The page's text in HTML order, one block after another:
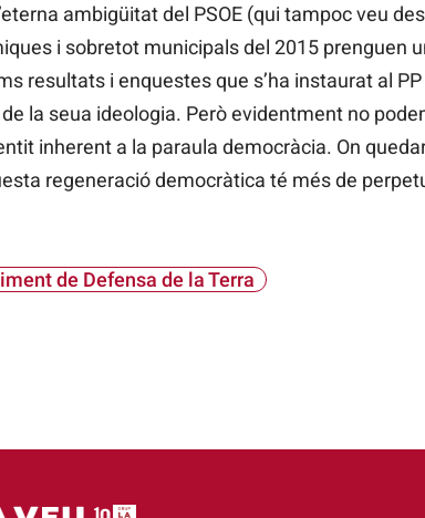
ambigüitat del PSOE (qui tampoc veu
i sobretot municipals del 2015 prenguen
resultats i enquestes que s’ha instaurat al
la seua ideologia. Però evidentment no
inherent a la paraula democràcia. On
regeneració democràtica té més de
de Defensa de la Terra